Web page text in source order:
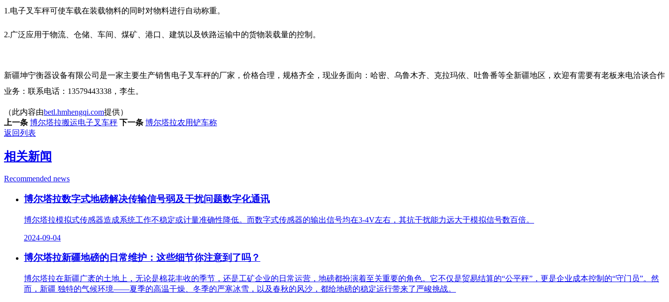
1.电子叉车秤可使车载在装载物料的同时对物料进行自动称重。
2.广泛应用于物流、仓储、车间、煤矿、港口、建筑以及铁路运输中的货物装载量的控制。
新疆坤宁衡器设备有限公司是一家主要生产销售电子叉车秤的厂家，价格合理，规格齐全，现业务面向：哈密、乌鲁木齐、克拉玛依、吐鲁番等全新疆地区，欢迎有需要有老板来电洽谈合作
业务：联系电话：13579443338，李生。
（此内容由betl.hmhengqi.com提供）
上一条 博尔塔拉搬运电子叉车秤 下一条 博尔塔拉农用铲车称
返回列表
相关新闻
Recommended news
博尔塔拉数字式地磅解决传输信号弱及干扰问题数字化通讯
博尔塔拉模拟式传感器造成系统工作不稳定或计量准确性降低。而数字式传感器的输出信号均在3-4V左右，其抗干扰能力远大于模拟信号数百倍。
2024-09-04
博尔塔拉新疆地磅的日常维护：这些细节你注意到了吗？
博尔塔拉在新疆广袤的土地上，无论是棉花丰收的季节，还是工矿企业的日常运营，地磅都扮演着至关重要的角色。它不仅是贸易结算的“公平秤”，更是企业成本控制的“守门员”。然
而，新疆 独特的气候环境——夏季的高温干燥、冬季的严寒冰雪，以及春秋的风沙，都给地磅的稳定运行带来了严峻挑战。